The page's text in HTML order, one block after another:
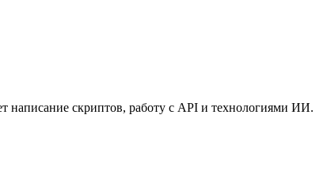
написание скриптов, работу с API и технологиями ИИ.